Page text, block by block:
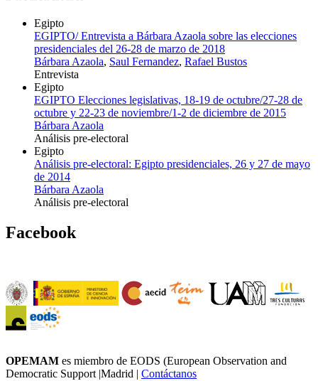
Egipto
EGIPTO/ Entrevista a Bárbara Azaola sobre las elecciones
presidenciales del 26-28 de marzo de 2018
Bárbara Azaola, Saul Fernandez, Rafael Bustos
Entrevista
Egipto
EGIPTO Elecciones legislativas, 18-19 de octubre/27-28 de
octubre y 22-23 de noviembre/1-2 de diciembre de 2015
Bárbara Azaola
Análisis pre-electoral
Egipto
Análisis pre-electoral: Egipto presidenciales, 26 y 27 de mayo
de 2014
Bárbara Azaola
Análisis pre-electoral
Facebook
OPEMAM es miembro de EODS (European Observation and
Democratic Support |Madrid | Contáctanos